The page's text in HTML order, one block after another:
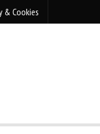
& Cookies